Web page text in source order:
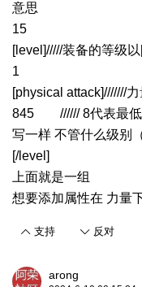
意思
15
[level]/////装备的等级
1
[physical attack]///////
845 ////// 8代表最低
写一样 不管什么级别
[/level]
上面就是一组
想要添加属性在 力量
支持 反对
arong